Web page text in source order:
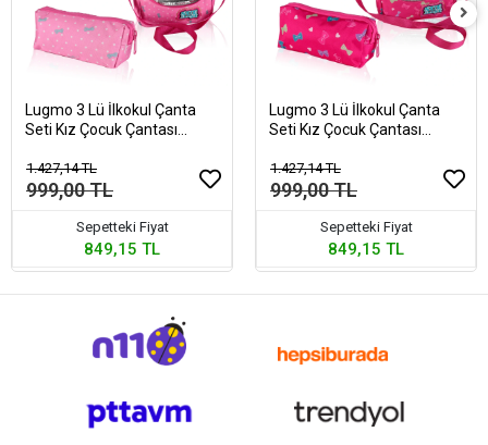
Lugmo 3 Lü İlkokul Çanta
Seti Kız Çocuk Çantası
Pembe
1.427,14 TL
999,00 TL
Sepetteki Fiyat
849,15 TL
Lugmo 3 Lü İlkokul Çanta
Seti Kız Çocuk Çantası
1.427,14 TL
999,00 TL
Sepetteki Fiyat
849,15 TL